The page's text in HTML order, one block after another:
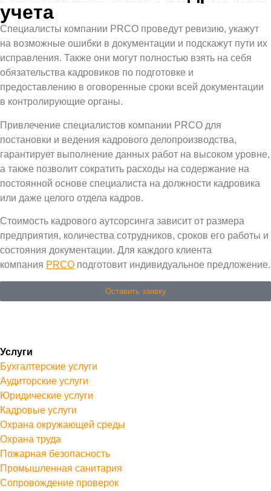
учета
Специалисты компании PRCO проведут ревизию, укажут
на возможные ошибки в документации и подскажут пути их
исправления. Также они могут полностью взять на себя
обязательства кадровиков по подготовке и
предоставлению в оговоренные сроки всей документации
в контролирующие органы.
Привлечение специалистов компании PRCO для
постановки и ведения кадрового делопроизводства,
гарантирует выполнение данных работ на высоком уровне,
а также позволит сократить расходы на содержание на
постоянной основе специалиста на должности кадровика
или даже целого отдела кадров.
Стоимость кадрового аутсорсинга зависит от размера
предприятия, количества сотрудников, сроков его работы и
состояния документации. Для каждого клиента
компания PRCO подготовит индивидуальное предложение.
Оставить заявку
Услуги
Бухгалтерские услуги
Аудиторские услуги
Юридические услуги
Кадровые услуги
Охрана окружающей среды
Охрана труда
Пожарная безопасность
Промышленная санитария
Сопровождение проверок